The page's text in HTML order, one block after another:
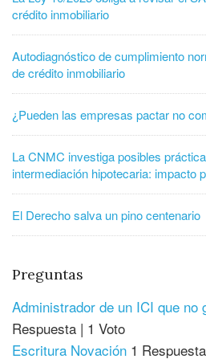
crédito inmobiliario
Autodiagnóstico de cumplimiento
de crédito inmobiliario
¿Pueden las empresas pactar no
La CNMC investiga posibles
intermediación hipotecaria: impacto
El Derecho salva un pino centenario
Preguntas
Administrador de un ICI que no
Respuesta | 1 Voto
Escritura Novación 1 Respuesta